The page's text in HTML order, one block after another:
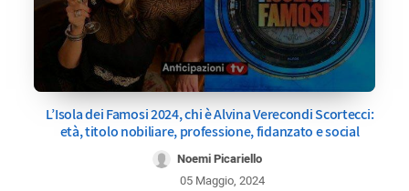
L’Isola dei Famosi 2024, chi è Alvina Verecondi Scortecci:
età, titolo nobiliare, professione, fidanzato e social
Noemi Picariello
05 Maggio, 2024